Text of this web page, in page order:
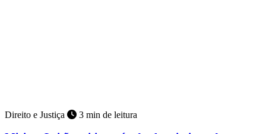
Direito e Justiça 3 min de leitura